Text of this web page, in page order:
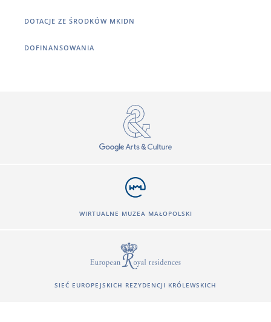
DOTACJE ZE ŚRODKÓW MKIDN
DOFINANSOWANIA
WIRTUALNE MUZEA MAŁOPOLSKI
SIEĆ EUROPEJSKICH REZYDENCJI KRÓLEWSKICH